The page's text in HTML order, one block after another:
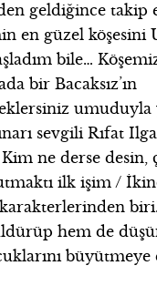
geldiğince takip
en güzel köşesini
bile…
bir Bacaksız’ın
umuduyla
sevgili Rıfat
/ Kim ne derse
ilk işim /
hem de
büyütmeye